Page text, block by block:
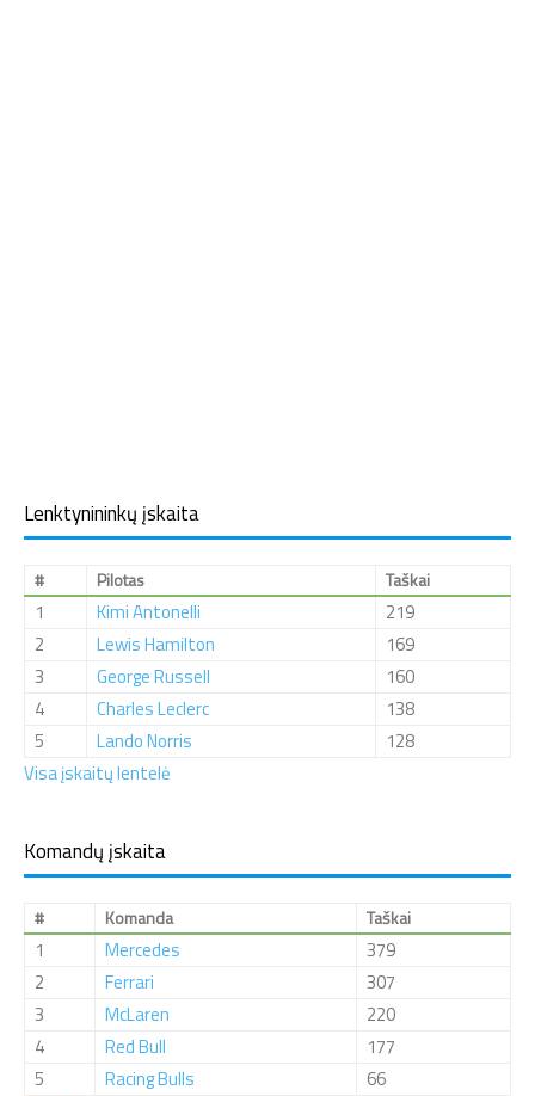
Lenktynininkų įskaita
# Pilotas Taškai
1 Kimi Antonelli
219
2
Lewis Hamilton
169
3
George Russell
160
4
Charles Leclerc
138
5
Lando Norris
128
Visa įskaitų lentelė
Komandų įskaita
# Komanda Taškai
1 Mercedes
379
2
Ferrari
307
3
McLaren
220
4
Red Bull
177
5
Racing Bulls
66